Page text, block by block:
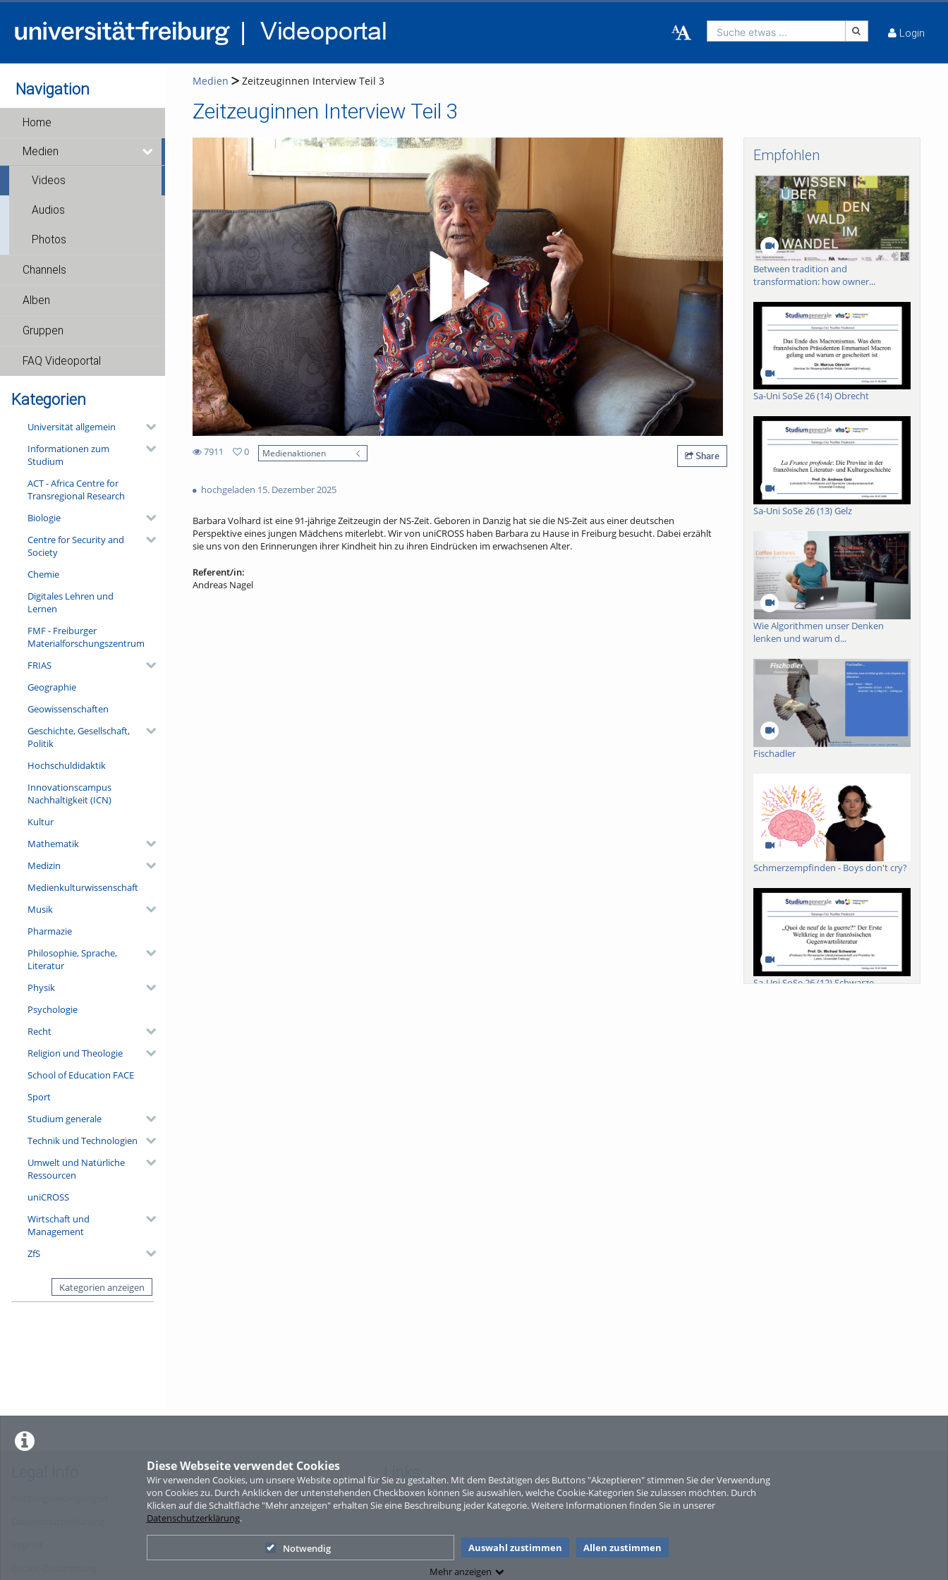
Diese Webseite verwendet Cookies
Wir verwenden Cookies, um unsere Website optimal für Sie zu gestalten. Mit dem Bestätigen des Buttons "Akzeptieren" stimmen Sie der Verwendung
von Cookies zu. Durch Anklicken der untenstehenden Checkboxen können Sie auswählen, welche Cookie-Kategorien Sie zulassen möchten. Durch
Klicken auf die Schaltfläche "Mehr anzeigen" erhalten Sie eine Beschreibung jeder Kategorie. Weitere Informationen finden Sie in unserer
Datenschutzerklärung.
Notwendig Auswahl zustimmen
Allen zustimmen
Mehr anzeigen
Suche etwas ... Login
Navigation
Home
Medien
Videos
Audios
Photos
Channels
Alben
Gruppen
FAQ Videoportal
Kategorien
Universität allgemein
Informationen zum
Studium
ACT - Africa Centre for
Transregional Research
Biologie
Centre for Security and
Society
Chemie
Digitales Lehren und
Lernen
FMF - Freiburger
Materialforschungszentrum
FRIAS
Geographie
Geowissenschaften
Geschichte, Gesellschaft,
Politik
Hochschuldidaktik
Innovationscampus
Nachhaltigkeit (ICN)
Kultur
Mathematik
Medizin
Medienkulturwissenschaft
Musik
Pharmazie
Philosophie, Sprache,
Literatur
Physik
Psychologie
Recht
Religion und Theologie
School of Education FACE
Sport
Studium generale
Technik und Technologien
Umwelt und Natürliche
Ressourcen
uniCROSS
Wirtschaft und
Management
ZfS
Kategorien anzeigen
Medien Zeitzeuginnen Interview Teil 3
Zeitzeuginnen Interview Teil 3
Video abspielen
7911
views
0
Medienaktionen Share
hochgeladen 15. Dezember 2025
Barbara Volhard ist eine 91-jährige Zeitzeugin der NS-Zeit. Geboren in Danzig hat sie die NS-Zeit aus einer deutschen
Perspektive eines jungen Mädchens miterlebt. Wir von uniCROSS haben Barbara zu Hause in Freiburg besucht. Dabei erzählt
sie uns von den Erinnerungen ihrer Kindheit hin zu ihren Eindrücken im erwachsenen Alter.
Referent/in:
Andreas Nagel
Empfohlen
Between tradition and
transformation: how owner...
Sa-Uni SoSe 26 (14) Obrecht
Sa-Uni SoSe 26 (13) Gelz
Wie Algorithmen unser Denken
lenken und warum d...
Fischadler
Schmerzempfinden - Boys don't cry?
Sa-Uni SoSe 26 (12) Schwarze
Sperber
Links
Sitemap